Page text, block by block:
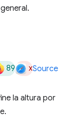
89 xSource
la altura por